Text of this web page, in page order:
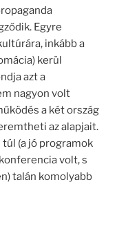
Egyre
inkább a
kerül
azt a
nagyon volt
a két ország
az alapjait.
(a jó programok
volt, s
talán komolyabb